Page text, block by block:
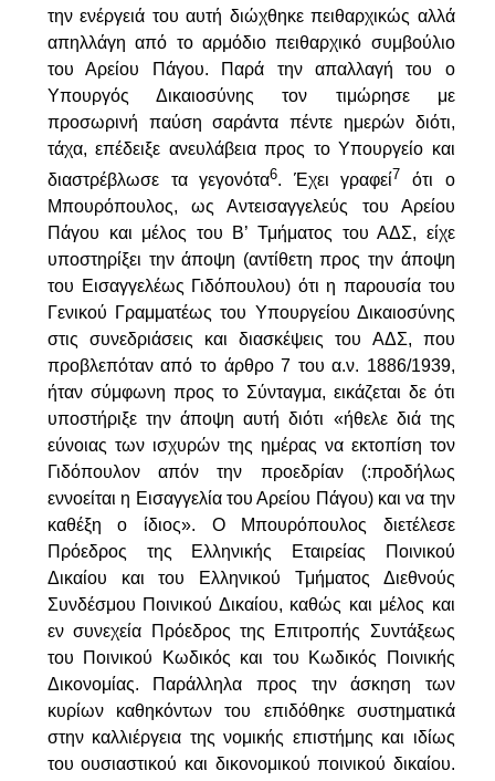
την ενέργειά του αυτή διώχθηκε πειθαρχι­κώς αλλά
απηλλάγη από το αρμόδιο πειθαρχικό συμβούλιο
του Αρείου Πάγου. Παρά την απαλλαγή του ο
Υπουργός Δικαιοσύνης τον τιμώρησε με
προσωρινή παύση σαράντα πέντε ημερών διότι,
τάχα, επέδειξε ανευλάβεια προς το Υπουργείο και
διαστρέβλωσε τα γεγονότα6. Έχει γραφεί7 ότι ο
Μπουρόπουλος, ως Αντεισαγγελεύς του Αρείου
Πάγου και μέλος του Β’ Τμήματος του ΑΔΣ, είχε
υποστηρίξει την άποψη (αντίθετη προς την άποψη
του Εισαγγελέως Γιδόπουλου) ότι η πα­ρουσία του
Γενικού Γραμματέως του Υπουργείου Δικαιοσύνης
στις συ­νεδριάσεις και διασκέψεις του ΑΔΣ, που
προβλεπόταν από το άρθρο 7 του α.ν. 1886/1939,
ήταν σύμφωνη προς το Σύνταγμα, εικάζεται δε ότι
υποστήριξε την άποψη αυτή διότι «ήθελε διά της
εύνοιας των ισχυρών της ημέρας να εκτοπίση τον
Γιδόπουλον απόν την προεδρίαν(:προδήλως
εννοείται η Εισαγγελία του Αρείου Πάγου) και να την
καθέξη ο ίδιος». Ο Μπουρόπουλος διετέλεσε
Πρόεδρος της Ελληνικής Εταιρείας Ποινικού
Δικαίου και του Ελληνικού Τμήματος Διεθνούς
Συνδέσμου Ποινικού Δικαίου, καθώς και μέλος και
εν συνεχεία Πρόεδρος της Επι­τροπής Συντάξεως
του Ποινικού Κωδικός και του Κωδικός Ποινικής
Δικονομίας. Παράλληλα προς την άσκηση των
κυρίων καθηκόντων του επιδόθηκε συστηματικά
στην καλλιέργεια της νομικής επιστήμης και ιδίως
του ουσιαστικού και δικονομικού ποινικού δικαίου.